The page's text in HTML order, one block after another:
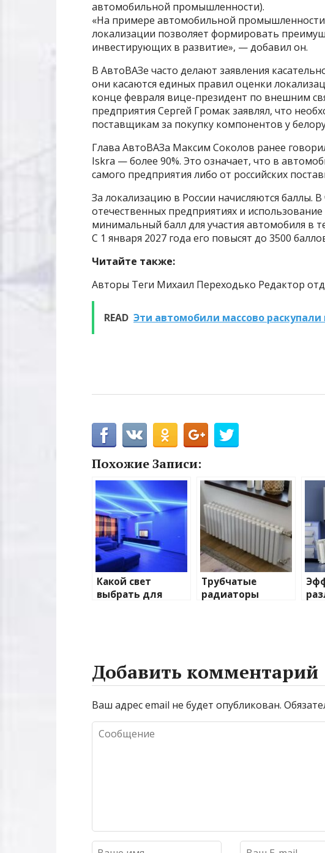
автомобильной промышленности).
«На примере автомобильной промышленности
локализации позволяет формировать
инвестирующих в развитие», — добавил он.
В АвтоВАЗе часто делают заявления
они касаются единых правил оценки
конце февраля вице-президент по внешним
предприятия Сергей Громак заявлял, что
поставщикам за покупку компонентов у
Глава АвтоВАЗа Максим Соколов ранее
Iskra — более 90%. Это означает, что в
самого предприятия либо от российских
За локализацию в России начисляются баллы.
отечественных предприятиях и использование
минимальный балл для участия автомобиля в
С 1 января 2027 года его повысят до 3500
Читайте также:
Авторы Теги Михаил Переходько Редактор
READ Эти автомобили массово
Похожие Записи:
Какой свет
выбрать для
Трубчатые
радиаторы
Добавить комментарий
Ваш адрес email не будет опубликован.